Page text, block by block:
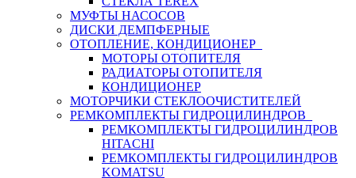
МУФТЫ НАСОСОВ
ДИСКИ ДЕМПФЕРНЫЕ
ОТОПЛЕНИЕ, КОНДИЦИОНЕР
МОТОРЫ ОТОПИТЕЛЯ
РАДИАТОРЫ ОТОПИТЕЛЯ
КОНДИЦИОНЕР
МОТОРЧИКИ СТЕКЛООЧИСТИТЕЛЕЙ
РЕМКОМПЛЕКТЫ ГИДРОЦИЛИНДРОВ
РЕМКОМПЛЕКТЫ ГИДРОЦИЛИНДРОВ
HITACHI
РЕМКОМПЛЕКТЫ ГИДРОЦИЛИНДРОВ
KOMATSU